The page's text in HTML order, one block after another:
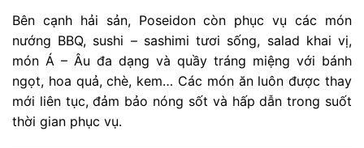
Bên cạnh hải sản, Poseidon còn phục vụ các món
nướng BBQ, sushi – sashimi tươi sống, salad khai vị,
món Á – Âu đa dạng và quầy tráng miệng với bánh
ngọt, hoa quả, chè, kem… Các món ăn luôn được thay
mới liên tục, đảm bảo nóng sốt và hấp dẫn trong suốt
thời gian phục vụ.